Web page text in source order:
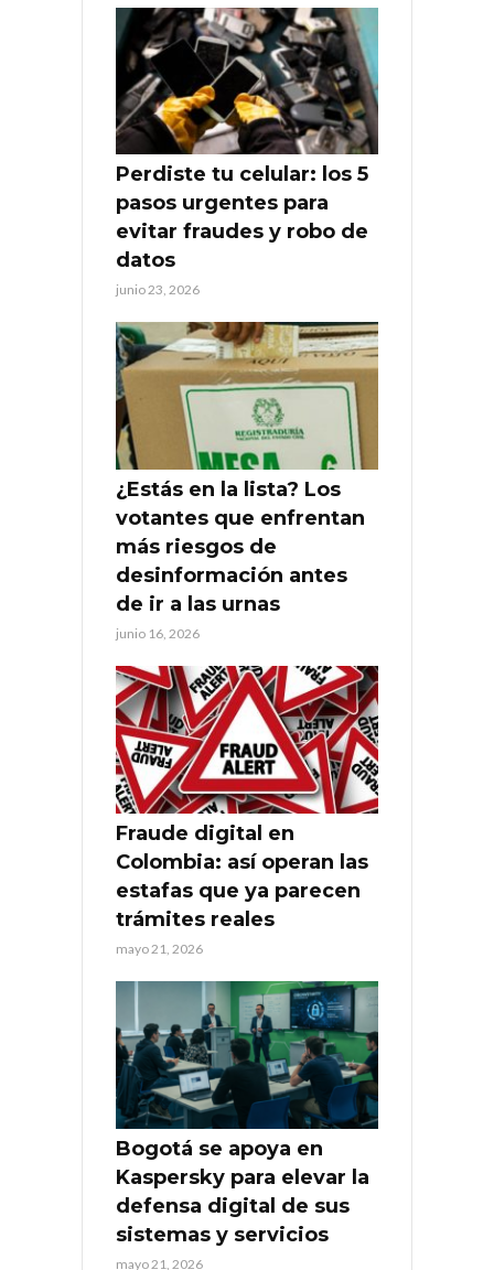
Perdiste tu celular: los 5
pasos urgentes para
evitar fraudes y robo de
datos
junio 23, 2026
¿Estás en la lista? Los
votantes que enfrentan
más riesgos de
desinformación antes
de ir a las urnas
junio 16, 2026
Fraude digital en
Colombia: así operan las
estafas que ya parecen
trámites reales
mayo 21, 2026
Bogotá se apoya en
Kaspersky para elevar la
defensa digital de sus
sistemas y servicios
mayo 21, 2026